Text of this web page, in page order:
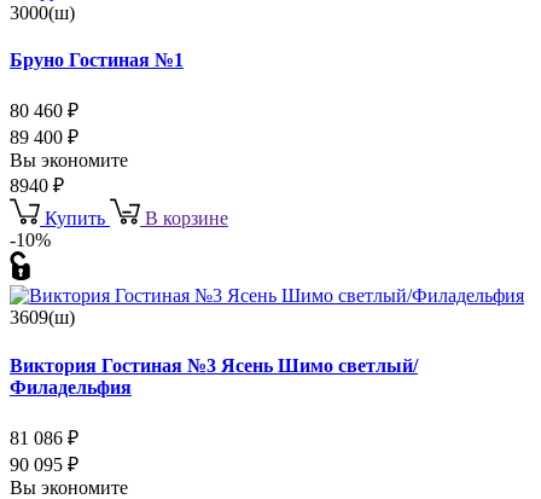
3000(ш)
Бруно Гостиная №1
80 460 ₽
89 400 ₽
Вы экономите
8940 ₽
Купить
В корзине
-10%
3609(ш)
Виктория Гостиная №3 Ясень Шимо светлый/
Филадельфия
81 086 ₽
90 095 ₽
Вы экономите